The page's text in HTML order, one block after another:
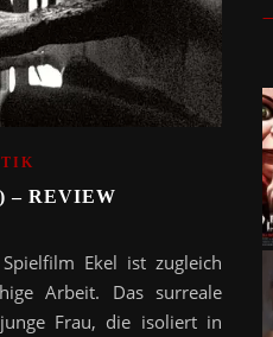
– REVIEW
Ekel ist zugleich
Arbeit. Das surreale
Frau, die isoliert in